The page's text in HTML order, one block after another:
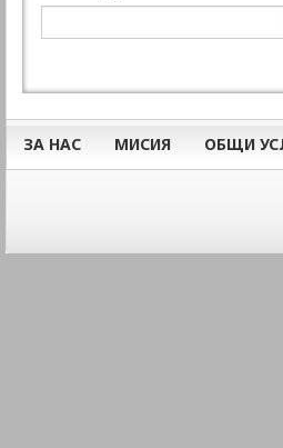
ЗА НАС МИСИЯ ОБЩИ